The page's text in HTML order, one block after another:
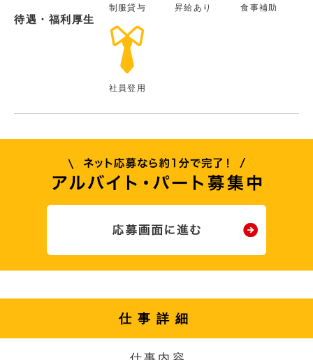
待遇・福利厚生
制服貸与 昇給あり 食事補助
社員登用
仕事詳細